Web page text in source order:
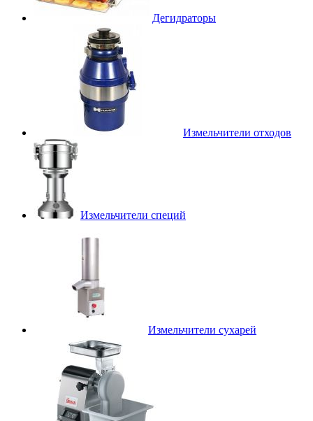
Дегидраторы
Измельчители отходов
Измельчители специй
Измельчители сухарей